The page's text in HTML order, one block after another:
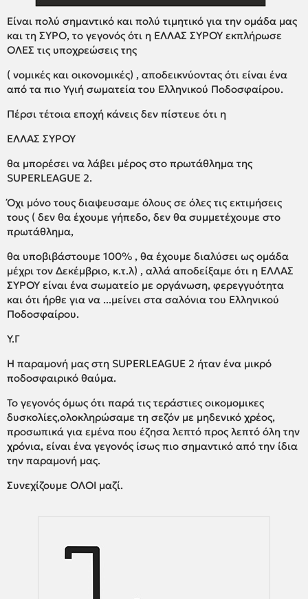
Είναι πολύ σημαντικό και πολύ τιμητικό για την ομάδα μας
και τη ΣΥΡΟ, το γεγονός ότι η ΕΛΛΑΣ ΣΥΡΟΥ εκπλήρωσε
ΟΛΕΣ τις υποχρεώσεις της
( νομικές και οικονομικές) , αποδεικνύοντας ότι είναι ένα
από τα πιο Υγιή σωματεία του Ελληνικού Ποδοσφαίρου.
Πέρσι τέτοια εποχή κάνεις δεν πίστευε ότι η
ΕΛΛΑΣ ΣΥΡΟΥ
θα μπορέσει να λάβει μέρος στο πρωτάθλημα της
SUPERLEAGUE 2.
Όχι μόνο τους διαψευσαμε όλους σε όλες τις εκτιμήσεις
τους ( δεν θα έχουμε γήπεδο, δεν θα συμμετέχουμε στο
πρωτάθλημα,
θα υποβιβάστουμε 100% , θα έχουμε διαλύσει ως ομάδα
μέχρι τον Δεκέμβριο, κ.τ.λ) , αλλά αποδείξαμε ότι η ΕΛΛΑΣ
ΣΥΡΟΥ είναι ένα σωματείο με οργάνωση, φερεγγυότητα
και ότι ήρθε για να ...μείνει στα σαλόνια του Ελληνικού
Ποδοσφαίρου.
Υ.Γ
Η παραμονή μας στη SUPERLEAGUE 2 ήταν ένα μικρό
ποδοσφαιρικό θαύμα.
Το γεγονός όμως ότι παρά τις τεράστιες οικομομικες
δυσκολίες,ολοκληρώσαμε τη σεζόν με μηδενικό χρέος,
προσωπικά για εμένα που έζησα λεπτό προς λεπτό όλη την
χρόνια, είναι ένα γεγονός ίσως πιο σημαντικό από την ίδια
την παραμονή μας.
Συνεχίζουμε ΟΛΟΙ μαζί.